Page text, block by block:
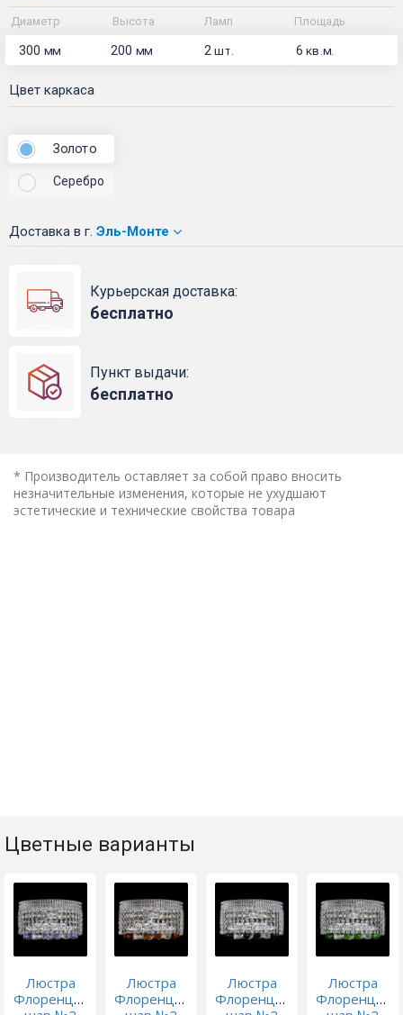
Диаметр Высота Ламп Площадь
300 мм 200 мм 2шт. 6кв.м.
Цвет каркаса
Золото
Серебро
Доставка в г. Эль-Монте
Курьерская доставка:
бесплатно
Пункт выдачи:
бесплатно
* Производитель оставляет за собой право вносить
незначительные изменения, которые не ухудшают
эстетические и технические свойства товара
Цветные варианты
Люстра
Флоренция
Люстра
Флоренция
Люстра
Флоренция
Люстра
Флоренция